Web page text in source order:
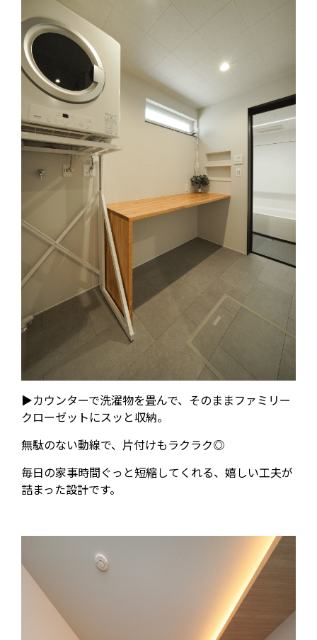
▶カウンターで洗濯物を畳んで、そのままファミリー
クローゼットにスッと収納。
無駄のない動線で、片付けもラクラク◎
毎日の家事時間ぐっと短縮してくれる、嬉しい工夫が
詰まった設計です。